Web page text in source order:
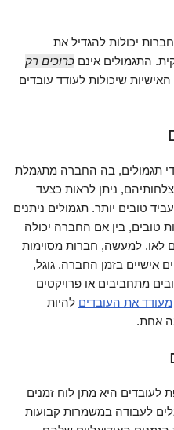
יכולות להגדיל את
התגמולים אינם כרוכים רק
שיכולות לעודד עובדים
תגמולים, בה החברה מתגמלת
ניתן לראות כצעד
טובים יותר. תגמולים ניתנים
טובים, בין אם החברה יכולה
לאו. למעשה, חברות מסוימות
אישיים בזמן החברה. גוגל,
מתחביבים או פרויקטים
מעודד את העובדים להיות
אחת.
לעובדים היא מתן לוח זמנים
לעבודה במשמרות קבועות